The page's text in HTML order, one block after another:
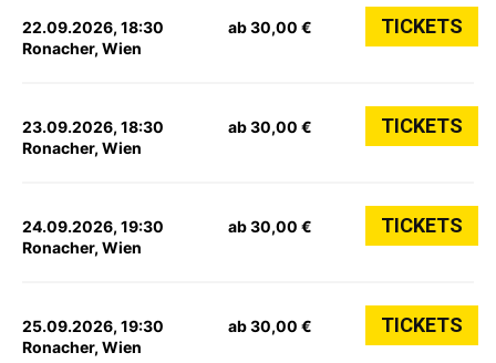
22.09.2026, 18:30
Ronacher, Wien
ab 30,00 € TICKETS
23.09.2026, 18:30
Ronacher, Wien
ab 30,00 € TICKETS
24.09.2026, 19:30
Ronacher, Wien
ab 30,00 € TICKETS
25.09.2026, 19:30
Ronacher, Wien
ab 30,00 € TICKETS